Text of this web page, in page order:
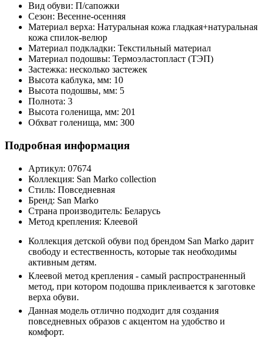
Вид обуви: П/сапожки
Сезон: Весенне-осенняя
Материал верха: Натуральная кожа гладкая+натуральная
кожа спилок-велюр
Материал подкладки: Текстильный материал
Материал подошвы: Термоэластопласт (ТЭП)
Застежка: несколько застежек
Высота каблука, мм: 10
Высота подошвы, мм: 5
Полнота: 3
Высота голенища, мм: 201
Обхват голенища, мм: 300
Подробная информация
Артикул: 07674
Коллекция: San Marko collection
Стиль: Повседневная
Бренд: San Marko
Страна производитель: Беларусь
Метод крепления: Клеевой
Коллекция детской обуви под брендом San Marko дарит
свободу и естественность, которые так необходимы
активным детям.
Клеевой метод крепления - самый распространенный
метод, при котором подошва приклеивается к заготовке
верха обуви.
Данная модель отлично подходит для создания
повседневных образов с акцентом на удобство и
комфорт.